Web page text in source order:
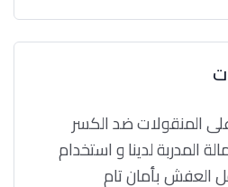
المنقولات ضد الكسر
المدربة لدينا و استخدام
العفش بأمان تام